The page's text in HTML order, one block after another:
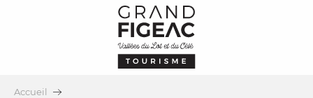
Accueil